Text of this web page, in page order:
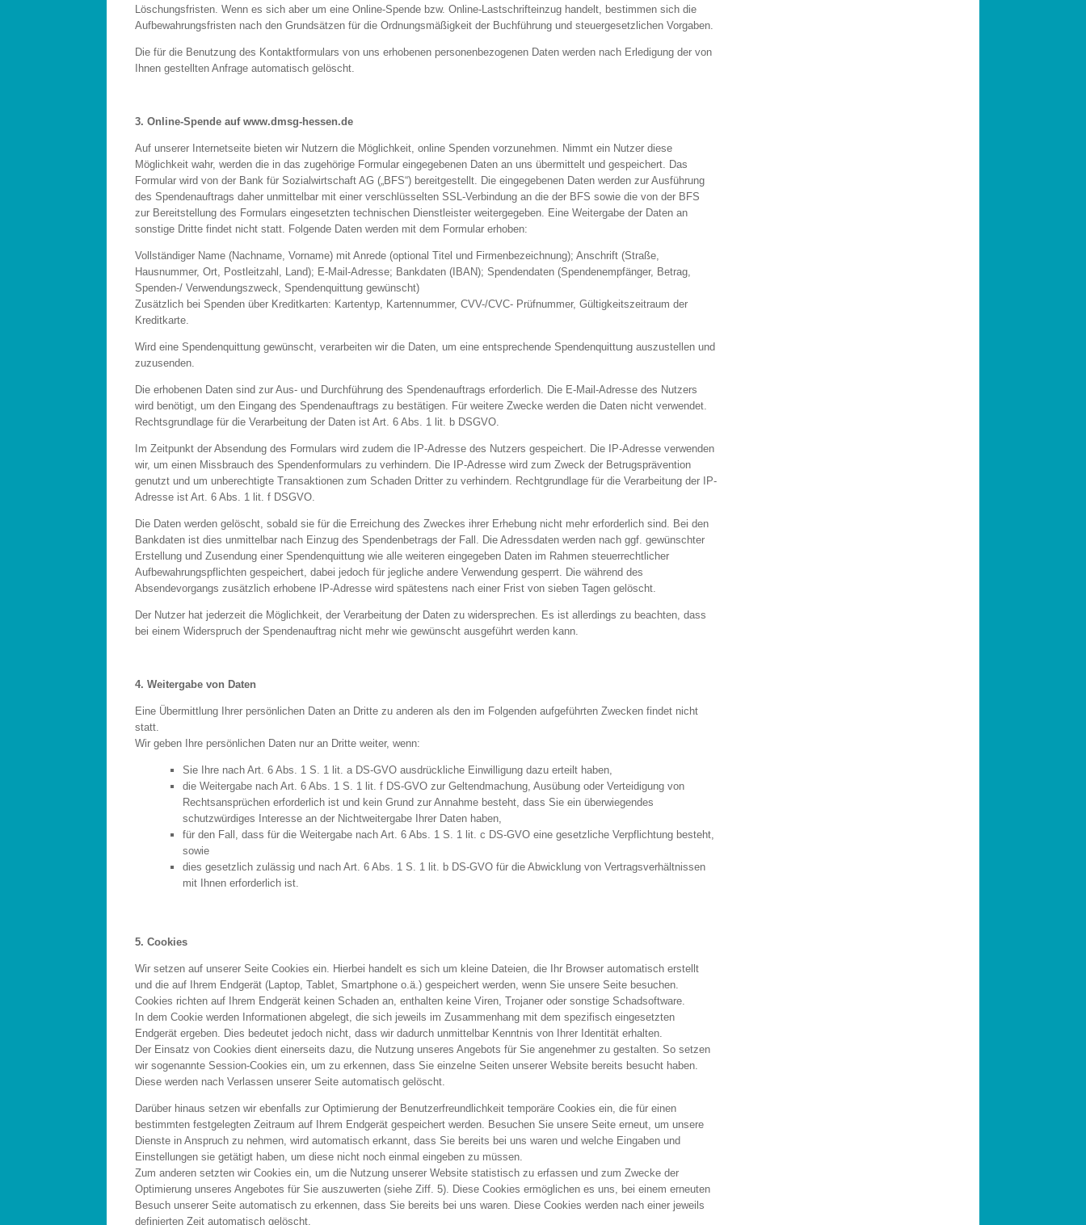
Löschungsfristen. Wenn es sich aber um eine Online-Spende bzw. Online-Lastschrifteinzug handelt, bestimmen sich die
Aufbewahrungsfristen nach den Grundsätzen für die Ordnungsmäßigkeit der Buchführung und steuergesetzlichen Vorgaben.
Die für die Benutzung des Kontaktformulars von uns erhobenen personenbezogenen Daten werden nach Erledigung der von
Ihnen gestellten Anfrage automatisch gelöscht.
3. Online-Spende auf www.dmsg-hessen.de
Auf unserer Internetseite bieten wir Nutzern die Möglichkeit, online Spenden vorzunehmen. Nimmt ein Nutzer diese
Möglichkeit wahr, werden die in das zugehörige Formular eingegebenen Daten an uns übermittelt und gespeichert. Das
Formular wird von der Bank für Sozialwirtschaft AG („BFS“) bereitgestellt. Die eingegebenen Daten werden zur Ausführung
des Spendenauftrags daher unmittelbar mit einer verschlüsselten SSL-Verbindung an die der BFS sowie die von der BFS
zur Bereitstellung des Formulars eingesetzten technischen Dienstleister weitergegeben. Eine Weitergabe der Daten an
sonstige Dritte findet nicht statt. Folgende Daten werden mit dem Formular erhoben:
Vollständiger Name (Nachname, Vorname) mit Anrede (optional Titel und Firmenbezeichnung); Anschrift (Straße,
Hausnummer, Ort, Postleitzahl, Land); E-Mail-Adresse; Bankdaten (IBAN); Spendendaten (Spendenempfänger, Betrag,
Spenden-/ Verwendungszweck, Spendenquittung gewünscht)
Zusätzlich bei Spenden über Kreditkarten: Kartentyp, Kartennummer, CVV-/CVC- Prüfnummer, Gültigkeitszeitraum der
Kreditkarte.
Wird eine Spendenquittung gewünscht, verarbeiten wir die Daten, um eine entsprechende Spendenquittung auszustellen und
zuzusenden.
Die erhobenen Daten sind zur Aus- und Durchführung des Spendenauftrags erforderlich. Die E-Mail-Adresse des Nutzers
wird benötigt, um den Eingang des Spendenauftrags zu bestätigen. Für weitere Zwecke werden die Daten nicht verwendet.
Rechtsgrundlage für die Verarbeitung der Daten ist Art. 6 Abs. 1 lit. b DSGVO.
Im Zeitpunkt der Absendung des Formulars wird zudem die IP-Adresse des Nutzers gespeichert. Die IP-Adresse verwenden
wir, um einen Missbrauch des Spendenformulars zu verhindern. Die IP-Adresse wird zum Zweck der Betrugsprävention
genutzt und um unberechtigte Transaktionen zum Schaden Dritter zu verhindern. Rechtgrundlage für die Verarbeitung der IP-
Adresse ist Art. 6 Abs. 1 lit. f DSGVO.
Die Daten werden gelöscht, sobald sie für die Erreichung des Zweckes ihrer Erhebung nicht mehr erforderlich sind. Bei den
Bankdaten ist dies unmittelbar nach Einzug des Spendenbetrags der Fall. Die Adressdaten werden nach ggf. gewünschter
Erstellung und Zusendung einer Spendenquittung wie alle weiteren eingegeben Daten im Rahmen steuerrechtlicher
Aufbewahrungspflichten gespeichert, dabei jedoch für jegliche andere Verwendung gesperrt. Die während des
Absendevorgangs zusätzlich erhobene IP-Adresse wird spätestens nach einer Frist von sieben Tagen gelöscht.
Der Nutzer hat jederzeit die Möglichkeit, der Verarbeitung der Daten zu widersprechen. Es ist allerdings zu beachten, dass
bei einem Widerspruch der Spendenauftrag nicht mehr wie gewünscht ausgeführt werden kann.
4. Weitergabe von Daten
Eine Übermittlung Ihrer persönlichen Daten an Dritte zu anderen als den im Folgenden aufgeführten Zwecken findet nicht
statt.
Wir geben Ihre persönlichen Daten nur an Dritte weiter, wenn:
Sie Ihre nach Art. 6 Abs. 1 S. 1 lit. a DS-GVO ausdrückliche Einwilligung dazu erteilt haben,
die Weitergabe nach Art. 6 Abs. 1 S. 1 lit. f DS-GVO zur Geltendmachung, Ausübung oder Verteidigung von
Rechtsansprüchen erforderlich ist und kein Grund zur Annahme besteht, dass Sie ein überwiegendes
schutzwürdiges Interesse an der Nichtweitergabe Ihrer Daten haben,
für den Fall, dass für die Weitergabe nach Art. 6 Abs. 1 S. 1 lit. c DS-GVO eine gesetzliche Verpflichtung besteht,
sowie
dies gesetzlich zulässig und nach Art. 6 Abs. 1 S. 1 lit. b DS-GVO für die Abwicklung von Vertragsverhältnissen
mit Ihnen erforderlich ist.
5. Cookies
Wir setzen auf unserer Seite Cookies ein. Hierbei handelt es sich um kleine Dateien, die Ihr Browser automatisch erstellt
und die auf Ihrem Endgerät (Laptop, Tablet, Smartphone o.ä.) gespeichert werden, wenn Sie unsere Seite besuchen.
Cookies richten auf Ihrem Endgerät keinen Schaden an, enthalten keine Viren, Trojaner oder sonstige Schadsoftware.
In dem Cookie werden Informationen abgelegt, die sich jeweils im Zusammenhang mit dem spezifisch eingesetzten
Endgerät ergeben. Dies bedeutet jedoch nicht, dass wir dadurch unmittelbar Kenntnis von Ihrer Identität erhalten.
Der Einsatz von Cookies dient einerseits dazu, die Nutzung unseres Angebots für Sie angenehmer zu gestalten. So setzen
wir sogenannte Session-Cookies ein, um zu erkennen, dass Sie einzelne Seiten unserer Website bereits besucht haben.
Diese werden nach Verlassen unserer Seite automatisch gelöscht.
Darüber hinaus setzen wir ebenfalls zur Optimierung der Benutzerfreundlichkeit temporäre Cookies ein, die für einen
bestimmten festgelegten Zeitraum auf Ihrem Endgerät gespeichert werden. Besuchen Sie unsere Seite erneut, um unsere
Dienste in Anspruch zu nehmen, wird automatisch erkannt, dass Sie bereits bei uns waren und welche Eingaben und
Einstellungen sie getätigt haben, um diese nicht noch einmal eingeben zu müssen.
Zum anderen setzten wir Cookies ein, um die Nutzung unserer Website statistisch zu erfassen und zum Zwecke der
Optimierung unseres Angebotes für Sie auszuwerten (siehe Ziff. 5). Diese Cookies ermöglichen es uns, bei einem erneuten
Besuch unserer Seite automatisch zu erkennen, dass Sie bereits bei uns waren. Diese Cookies werden nach einer jeweils
definierten Zeit automatisch gelöscht.